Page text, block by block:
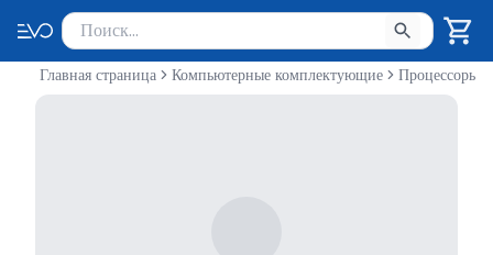
Поиск товаров
Введите минимум 2 символа для поиска. Нажмите Enter
Главная страница Компьютерные комплектующие Процессоры